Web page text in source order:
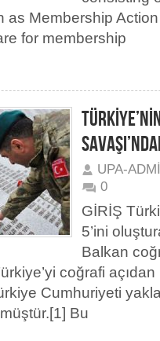
as Membership
for membership
UPA-
0
GİRİŞ
5’ini
Balkan
coğrafi
Cumhuriyeti
Bu